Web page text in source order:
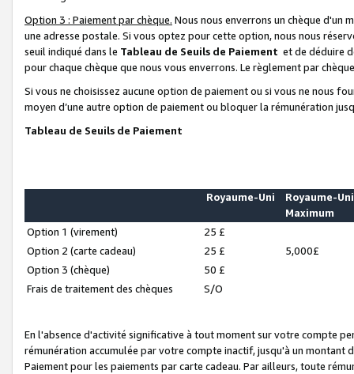
Option 3 : Paiement par chèque. Nous nous enverrons un chèque d'un
une adresse postale. Si vous optez pour cette option, nous nous
seuil indiqué dans le Tableau de Seuils de Paiement et de déduire
pour chaque chèque que nous vous enverrons. Le règlement par
Si vous ne choisissez aucune option de paiement ou si vous ne nous
moyen d’une autre option de paiement ou bloquer la rémunération
Tableau de Seuils de Paiement
Royaume-Uni
Royaume-Uni
Maximum
Option 1 (virement)
25 £
Option 2 (carte cadeau)
25 £
5,000£
Option 3 (chèque)
50 £
Frais de traitement des chèques
S/O
En l'absence d'activité significative à tout moment sur votre compte
rémunération accumulée par votre compte inactif, jusqu'à un montant
Paiement pour les paiements par carte cadeau. Par ailleurs, toute